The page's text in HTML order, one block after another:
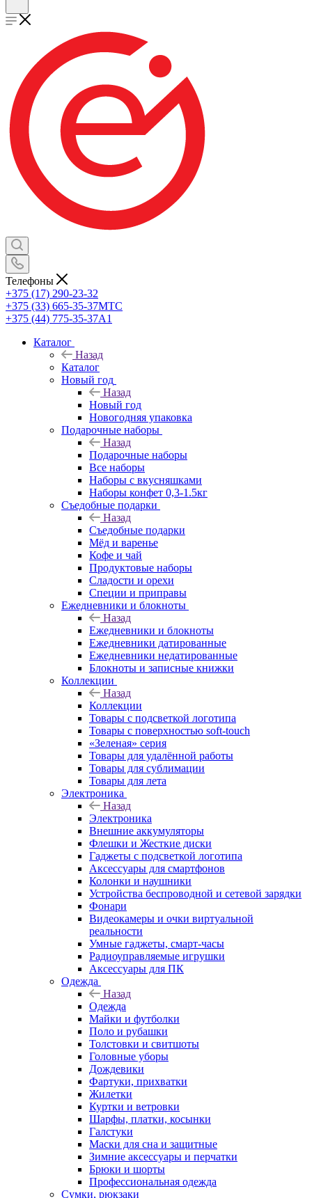
Телефоны
+375 (17) 290-23-32
+375 (33) 665-35-37МТС
+375 (44) 775-35-37А1
Каталог
Назад
Каталог
Новый год
Назад
Новый год
Новогодняя упаковка
Подарочные наборы
Назад
Подарочные наборы
Все наборы
Наборы с вкусняшками
Наборы конфет 0,3-1.5кг
Съедобные подарки
Назад
Съедобные подарки
Мёд и варенье
Кофе и чай
Продуктовые наборы
Сладости и орехи
Специи и приправы
Ежедневники и блокноты
Назад
Ежедневники и блокноты
Ежедневники датированные
Ежедневники недатированные
Блокноты и записные книжки
Коллекции
Назад
Коллекции
Товары с подсветкой логотипа
Товары с поверхностью soft-touch
«Зеленая» серия
Товары для удалённой работы
Товары для сублимации
Товары для лета
Электроника
Назад
Электроника
Внешние аккумуляторы
Флешки и Жесткие диски
Гаджеты с подсветкой логотипа
Аксессуары для смартфонов
Колонки и наушники
Устройства беспроводной и сетевой зарядки
Фонари
Видеокамеры и очки виртуальной
реальности
Умные гаджеты, смарт-часы
Радиоуправляемые игрушки
Аксессуары для ПК
Одежда
Назад
Одежда
Майки и футболки
Поло и рубашки
Толстовки и свитшоты
Головные уборы
Дождевики
Фартуки, прихватки
Жилетки
Куртки и ветровки
Шарфы, платки, косынки
Галстуки
Маски для сна и защитные
Зимние аксессуары и перчатки
Брюки и шорты
Профессиональная одежда
Сумки, рюкзаки